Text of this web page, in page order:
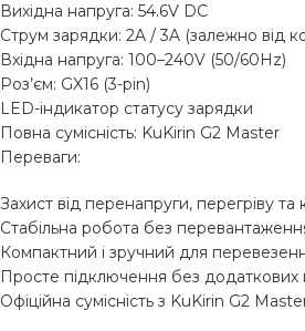
Вихідна напруга: 54.6V DC
Струм зарядки: 2A / 3A (залежно від
Вхідна напруга: 100–240V (50/60Hz)
Роз’єм: GX16 (3-pin)
LED-індикатор статусу зарядки
Повна сумісність: KuKirin G2 Master
Переваги:
Захист від перенапруги, перегріву
Стабільна робота без
Компактний і зручний для
Просте підключення без додаткових
Офіційна сумісність з KuKirin G2